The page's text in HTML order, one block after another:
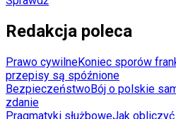
Redakcja poleca
Prawo cywilneKoniec sporów
przepisy są spóźnione
BezpieczeństwoBój o polskie
zdanie
Pragmatyki służboweJak